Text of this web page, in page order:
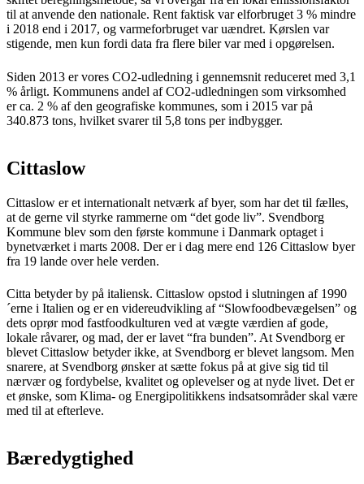
til at anvende den nationale. Rent faktisk var elforbruget 3 % mindre
i 2018 end i 2017, og varmeforbruget var uændret. Kørslen var
stigende, men kun fordi data fra flere biler var med i opgørelsen.
Siden 2013 er vores CO2-udledning i gennemsnit reduceret med 3,1
% årligt. Kommunens andel af CO2-udledningen som virksomhed
er ca. 2 % af den geografiske kommunes, som i 2015 var på
340.873 tons, hvilket svarer til 5,8 tons per indbygger.
Cittaslow
Cittaslow er et internationalt netværk af byer, som har det til fælles,
at de gerne vil styrke rammerne om “det gode liv”. Svendborg
Kommune blev som den første kommune i Danmark optaget i
bynetværket i marts 2008. Der er i dag mere end 126 Cittaslow byer
fra 19 lande over hele verden.
Citta betyder by på italiensk. Cittaslow opstod i slutningen af 1990
´erne i Italien og er en videreudvikling af “Slowfoodbevægelsen” og
dets oprør mod fastfoodkulturen ved at vægte værdien af gode,
lokale råvarer, og mad, der er lavet “fra bunden”. At Svendborg er
blevet Cittaslow betyder ikke, at Svendborg er blevet langsom. Men
snarere, at Svendborg ønsker at sætte fokus på at give sig tid til
nærvær og fordybelse, kvalitet og oplevelser og at nyde livet. Det er
et ønske, som Klima- og Energipolitikkens indsatsområder skal være
med til at efterleve.
Bæredygtighed